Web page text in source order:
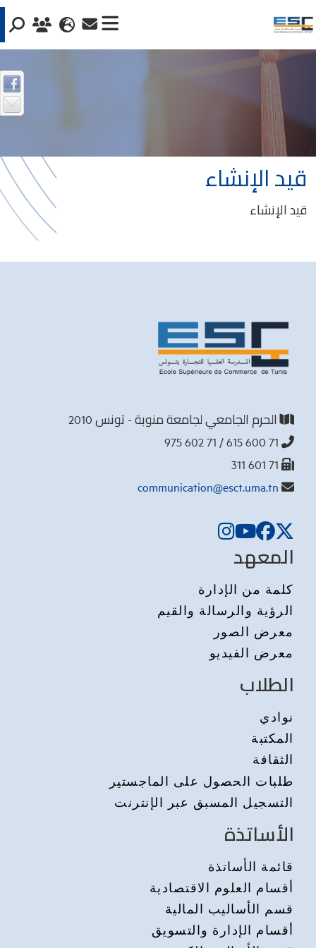
قيد الإنشاء
قيد الإنشاء
الحرم الجامعي لجامعة منوبة - تونس 2010
communication@esct.uma.tn
المعهد
كلمة من الإدارة
الرؤية والرسالة والقيم
معرض الصور
معرض الفيديو
الطلاب
نوادي
المكتبة
الثقافة
طلبات الحصول على الماجستير
التسجيل المسبق عبر الإنترنت
الأساتذة
قائمة الأساتذة
أقسام العلوم الاقتصادية
قسم الأساليب المالية
أقسام الإدارة والتسويق